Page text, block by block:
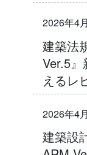
2026年4
建築法
Ver.5
えるレ
2026年4
建築設